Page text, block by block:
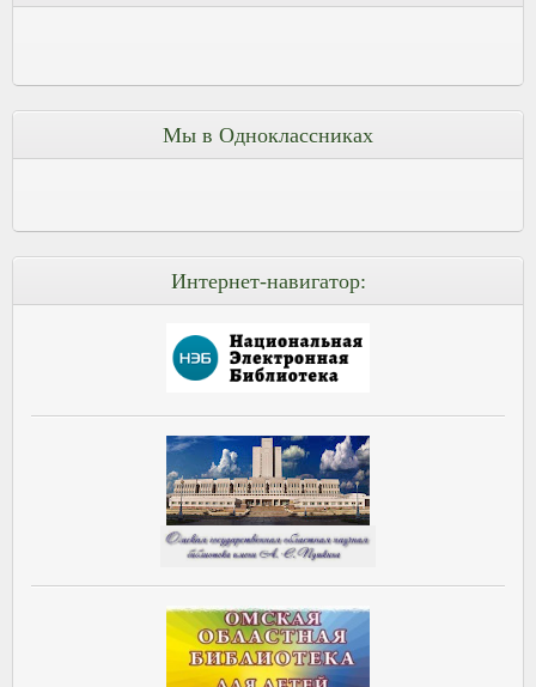
Мы в Одноклассниках
Интернет-навигатор: